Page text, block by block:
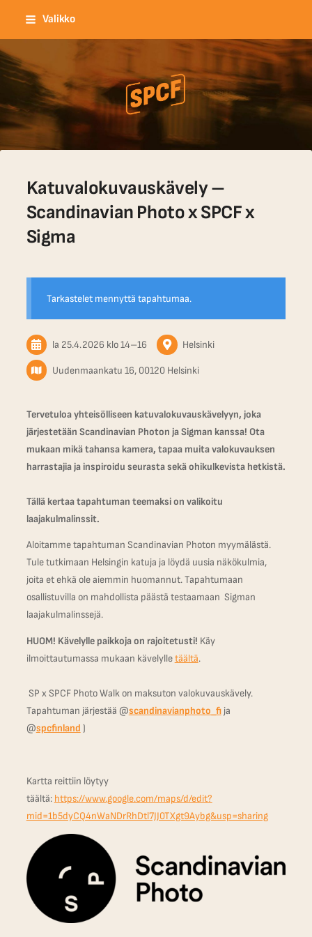
Siirry
sisältöön
Valikko
Katuvalokuvauskollektiivi ry
Katuvalokuvauskävely –
Scandinavian Photo x SPCF x
Sigma
Tarkastelet mennyttä tapahtumaa.
la 25.4.2026 klo 14–16 Helsinki
Uudenmaankatu 16, 00120 Helsinki
Tervetuloa yhteisölliseen katuvalokuvauskävelyyn, joka
järjestetään Scandinavian Photon ja Sigman kanssa! Ota
mukaan mikä tahansa kamera, tapaa muita valokuvauksen
harrastajia ja inspiroidu seurasta sekä ohikulkevista hetkistä.
Tällä kertaa tapahtuman teemaksi on valikoitu
laajakulmalinssit.
Aloitamme tapahtuman Scandinavian Photon myymälästä.
Tule tutkimaan Helsingin katuja ja löydä uusia näkökulmia,
joita et ehkä ole aiemmin huomannut. Tapahtumaan
osallistuvilla on mahdollista päästä testaamaan Sigman
laajakulmalinssejä.
HUOM! Kävelylle paikkoja on rajoitetusti! Käy
ilmoittautumassa mukaan kävelylletäältä.
SP x SPCF Photo Walk on maksuton valokuvauskävely.
Tapahtuman järjestää @scandinavianphoto_fija
@spcfinland )
Kartta reittiin löytyy
täältä: https://www.google.com/maps/d/edit?
mid=1b5dyCQ4nWaNDrRhDtl7JJ0TXgt9Aybg&usp=sharing